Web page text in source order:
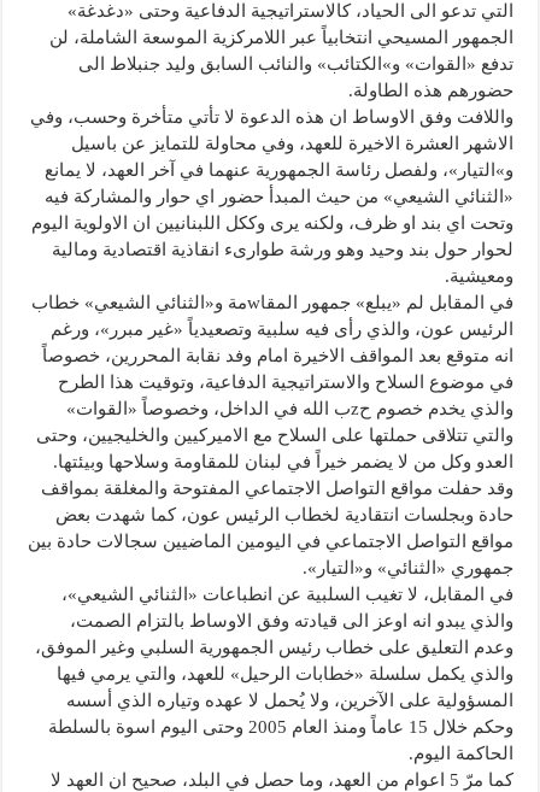
التي تدعو الى الحياد، كالاستراتيجية الدفاعية وحتى «دغدغة»
الجمهور المسيحي انتخابياً عبر اللامركزية الموسعة الشاملة، لن
تدفع «القوات» و»الكتائب» والنائب السابق وليد جنبلاط الى
حضورهم هذه الطاولة.
واللافت وفق الاوساط ان هذه الدعوة لا تأتي متأخرة وحسب، وفي
الاشهر العشرة الاخيرة للعهد، وفي محاولة للتمايز عن باسيل
و»التيار»، ولفصل رئاسة الجمهورية عنهما في آخر العهد، لا يمانع
«الثنائي الشيعي» من حيث المبدأ حضور اي حوار والمشاركة فيه
وتحت اي بند او ظرف، ولكنه يرى وككل اللبنانيين ان الاولوية اليوم
لحوار حول بند وحيد وهو ورشة طوارىء انقاذية اقتصادية ومالية
ومعيشية.
في المقابل لم «يبلع» جمهور المقاwمة و«الثنائي الشيعي» خطاب
الرئيس عون، والذي رأى فيه سلبية وتصعيدياً «غير مبرر»، ورغم
انه متوقع بعد المواقف الاخيرة امام وفد نقابة المحررين، خصوصاً
في موضوع السلاح والاستراتيجية الدفاعية، وتوقيت هذا الطرح
والذي يخدم خصوم حzب الله في الداخل، وخصوصاً «القوات»
والتي تتلاقى حملتها على السلاح مع الاميركيين والخليجيين، وحتى
العدو وكل من لا يضمر خيراً في لبنان للمقاومة وسلاحها وبيئتها.
وقد حفلت مواقع التواصل الاجتماعي المفتوحة والمغلقة بمواقف
حادة وبجلسات انتقادية لخطاب الرئيس عون، كما شهدت بعض
مواقع التواصل الاجتماعي في اليومين الماضيين سجالات حادة بين
جمهوري «الثنائي» و«التيار».
في المقابل، لا تغيب السلبية عن انطباعات «الثنائي الشيعي»،
والذي يبدو انه اوعز الى قيادته وفق الاوساط بالتزام الصمت،
وعدم التعليق على خطاب رئيس الجمهورية السلبي وغير الموفق،
والذي يكمل سلسلة «خطابات الرحيل» للعهد، والتي يرمي فيها
المسؤولية على الآخرين، ولا يُحمل لا عهده وتياره الذي أسسه
وحكم خلال 15 عاماً ومنذ العام 2005 وحتى اليوم اسوة بالسلطة
الحاكمة اليوم.
كما مرّ 5 اعوام من العهد، وما حصل في البلد، صحيح ان العهد لا